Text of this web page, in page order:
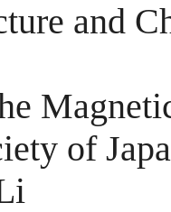
and
of